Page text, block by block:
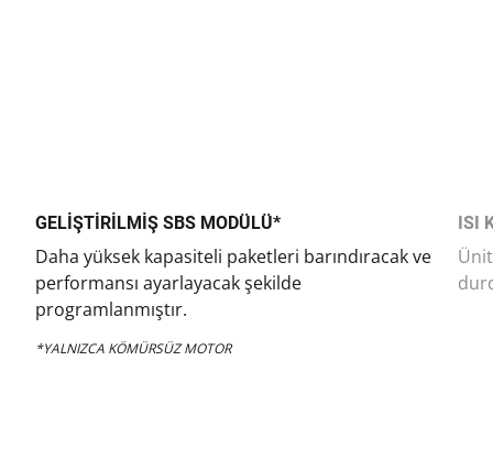
GELİŞTİRİLMİŞ SBS MODÜLÜ*
Daha yüksek kapasiteli paketleri barındıracak ve
performansı ayarlayacak şekilde
programlanmıştır.
*YALNIZCA KÖMÜRSÜZ MOTOR
ISI